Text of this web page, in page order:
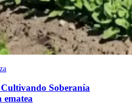
Soberanía